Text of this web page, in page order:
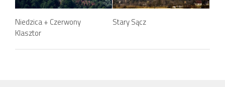
Niedzica + Czerwony
Klasztor
Stary Sącz